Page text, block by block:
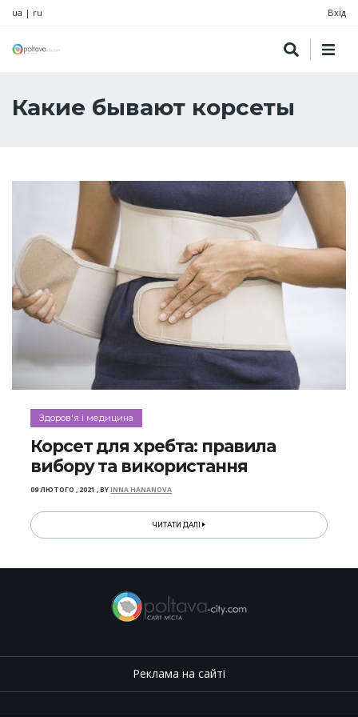
ua | ru Вхід
Какие бывают корсеты
Здоров'я і медицина
Корсет для хребта: правила
вибору та використання
09 ЛЮТОГО , 2021 ,BYINNA HANANOVA
ЧИТАТИ ДАЛІ
Реклама на сайті